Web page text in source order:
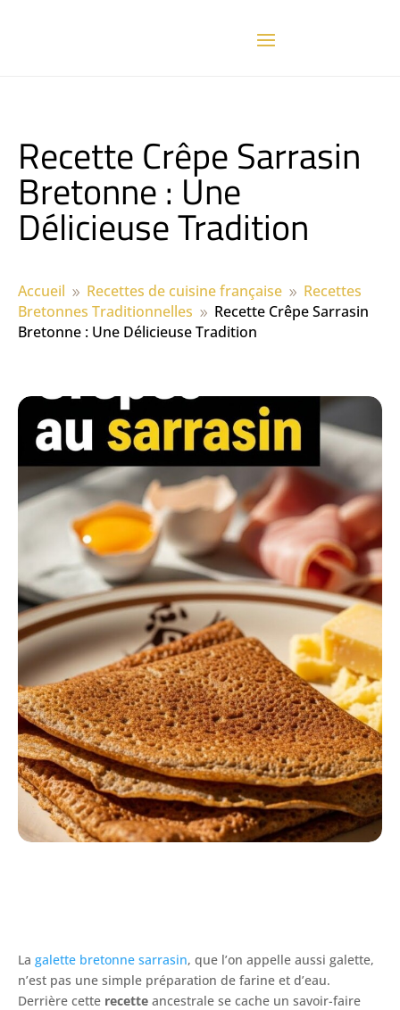
Recette Crêpe Sarrasin
Bretonne : Une
Délicieuse Tradition
Accueil 9 Recettes de cuisine française 9 Recettes
Bretonnes Traditionnelles 9 Recette Crêpe Sarrasin
Bretonne : Une Délicieuse Tradition
La galette bretonne sarrasin, que l’on appelle aussi galette,
n’est pas une simple préparation de farine et d’eau.
Derrière cette recette ancestrale se cache un savoir-faire